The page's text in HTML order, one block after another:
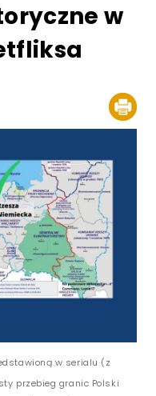
w
w serialu (z
przebieg granic Polski